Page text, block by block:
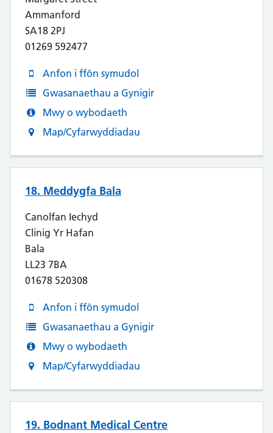
Ammanford
SA18 2PJ
01269 592477
Anfon i ffôn symudol
Gwasanaethau a Gynigir
Mwy o wybodaeth
Map/Cyfarwyddiadau
18. Meddygfa Bala
Canolfan Iechyd
Clinig Yr Hafan
Bala
LL23 7BA
01678 520308
Anfon i ffôn symudol
Gwasanaethau a Gynigir
Mwy o wybodaeth
Map/Cyfarwyddiadau
19. Bodnant Medical Centre